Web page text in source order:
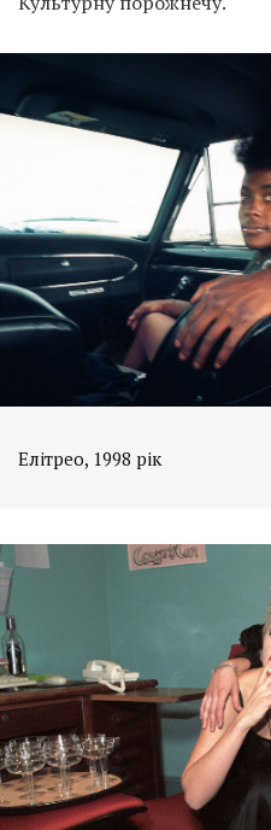
Елітрео, 1998 рік